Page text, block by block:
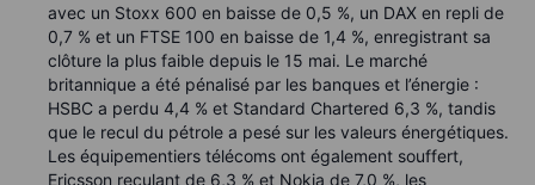
avec un Stoxx 600 en baisse de 0,5 %, un DAX en repli de
0,7 % et un FTSE 100 en baisse de 1,4 %, enregistrant sa
clôture la plus faible depuis le 15 mai. Le marché
britannique a été pénalisé par les banques et l’énergie :
HSBC a perdu 4,4 % et Standard Chartered 6,3 %, tandis
que le recul du pétrole a pesé sur les valeurs énergétiques.
Les équipementiers télécoms ont également souffert,
Ericsson reculant de 6,3 % et Nokia de 7,0 %, les